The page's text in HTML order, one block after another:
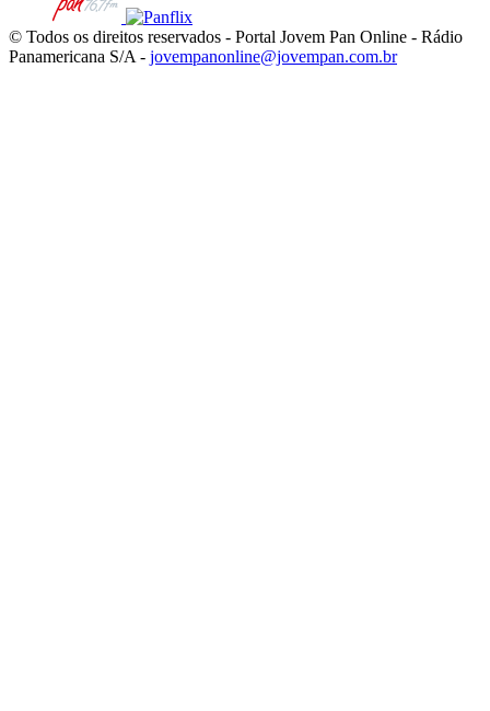
© Todos os direitos reservados - Portal Jovem Pan Online - Rádio
Panamericana S/A - jovempanonline@jovempan.com.br